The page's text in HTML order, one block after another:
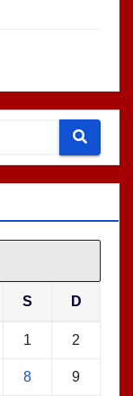
S D
1 2
8 9